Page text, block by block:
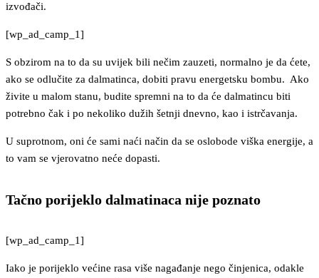
izvođači.
[wp_ad_camp_1]
S obzirom na to da su uvijek bili nečim zauzeti, normalno je da ćete,
ako se odlučite za dalmatinca, dobiti pravu energetsku bombu. Ako
živite u malom stanu, budite spremni na to da će dalmatincu biti
potrebno čak i po nekoliko dužih šetnji dnevno, kao i istrčavanja.
U suprotnom, oni će sami naći način da se oslobode viška energije, a
to vam se vjerovatno neće dopasti.
Tačno porijeklo dalmatinaca nije poznato
[wp_ad_camp_1]
Iako je porijeklo većine rasa više nagađanje nego činjenica, odakle